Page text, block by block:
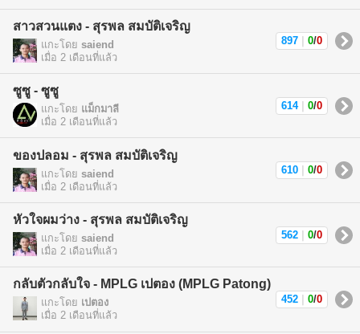
สาวสวนแตง - สุรพล สมบัติเจริญ
แกะโดย saiend
เมื่อ 2 เดือนที่แล้ว
897 0/0
ซูซู - ซูซู
แกะโดย แม็กมาลี
เมื่อ 2 เดือนที่แล้ว
614 0/0
ของปลอม - สุรพล สมบัติเจริญ
แกะโดย saiend
เมื่อ 2 เดือนที่แล้ว
610 0/0
หัวใจผมว่าง - สุรพล สมบัติเจริญ
แกะโดย saiend
เมื่อ 2 เดือนที่แล้ว
562 0/0
กลับตัวกลับใจ - MPLG เปตอง (MPLG Patong)
แกะโดย เปตอง
เมื่อ 2 เดือนที่แล้ว
452 0/0